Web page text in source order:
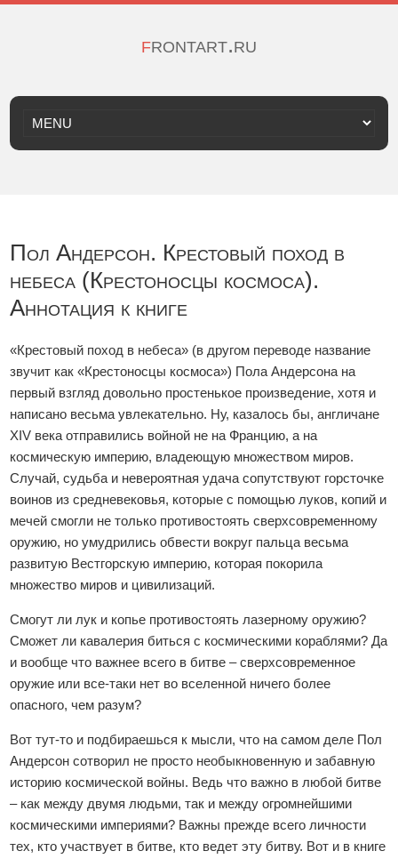
frontart.ru
Пол Андерсон. Крестовый поход в
небеса (Крестоносцы космоса).
Аннотация к книге
«Крестовый поход в небеса» (в другом переводе название
звучит как «Крестоносцы космоса») Пола Андерсона на
первый взгляд довольно простенькое произведение, хотя и
написано весьма увлекательно. Ну, казалось бы, англичане
XIV века отправились войной не на Францию, а на
космическую империю, владеющую множеством миров.
Случай, судьба и невероятная удача сопутствуют горсточке
воинов из средневековья, которые с помощью луков, копий и
мечей смогли не только противостоять сверхсовременному
оружию, но умудрились обвести вокруг пальца весьма
развитую Вестгорскую империю, которая покорила
множество миров и цивилизаций.
Смогут ли лук и копье противостоять лазерному оружию?
Сможет ли кавалерия биться с космическими кораблями? Да
и вообще что важнее всего в битве – сверхсовременное
оружие или все-таки нет во вселенной ничего более
опасного, чем разум?
Вот тут-то и подбираешься к мысли, что на самом деле Пол
Андерсон сотворил не просто необыкновенную и забавную
историю космической войны. Ведь что важно в любой битве
– как между двумя людьми, так и между огромнейшими
космическими империями? Важны прежде всего личности
тех, кто участвует в битве, кто ведет эту битву. Вот и в книге